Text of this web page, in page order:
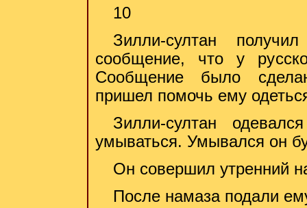
10
Зилли-султан
сообщение, что у
Сообщение было
пришел помочь ему
Зилли-султан
умываться. Умывался он
Он совершил утренний
После намаза подали